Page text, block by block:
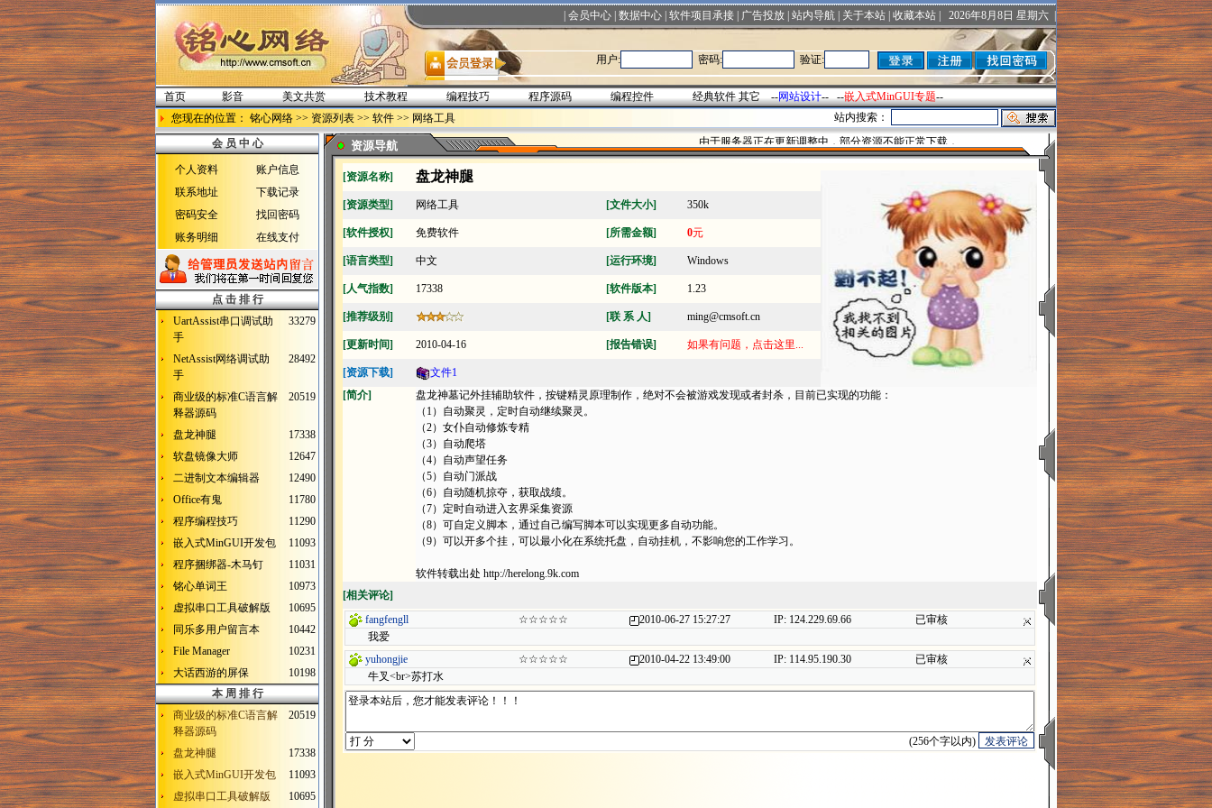
会员中心 数据中心 软件项目承接 广告投放 站内导航 关于本站 收藏本站 2026年8月8日 星期六 |
用户: 密码: 验证:
首页 影音 美文共赏 技术教程 编程技巧 程序源码 编程控件 经典软件 其它 --网站设计-- --嵌入式MinGUI专题--
您现在的位置： 铭心网络 >> 资源列表 >> 软件 >> 网络工具 站内搜索：
会 员 中 心
个人资料
账户信息
联系地址
下载记录
密码安全
找回密码
账务明细
在线支付
点 击 排 行
UartAssist串口调试助
手
33279
NetAssist网络调试助
手
28492
商业级的标准C语言解
释器源码
20519
盘龙神腿
17338
软盘镜像大师
12647
二进制文本编辑器
12490
Office有鬼
11780
程序编程技巧
11290
嵌入式MinGUI开发包
11093
程序捆绑器-木马钉
11031
铭心单词王
10973
虚拟串口工具破解版
10695
同乐多用户留言本
10442
File Manager
10231
大话西游的屏保
10198
本 周 排 行
商业级的标准C语言解
释器源码
20519
盘龙神腿
17338
嵌入式MinGUI开发包
11093
虚拟串口工具破解版
10695
资源导航 由于服务器正在更新调整中，部分资源不能正常下载．
[资源名称] 盘龙神腿
[资源类型] 网络工具 [文件大小] 350k
[软件授权] 免费软件 [所需金额] 0元
[语言类型] 中文 [运行环境] Windows
[人气指数] 17338 [软件版本] 1.23
[推荐级别] [联 系 人] ming@cmsoft.cn
[更新时间] 2010-04-16 [报告错误] 如果有问题，点击这里...
[资源下载]
文件1
[简介]
盘龙神墓记外挂辅助软件，按键精灵原理制作，绝对不会被游戏发现或者封杀，目前已实现的功能：
（1）自动聚灵，定时自动继续聚灵。
（2）女仆自动修炼专精
（3）自动爬塔
（4）自动声望任务
（5）自动门派战
（6）自动随机掠夺，获取战绩。
（7）定时自动进入玄界采集资源
（8）可自定义脚本，通过自己编写脚本可以实现更多自动功能。
（9）可以开多个挂，可以最小化在系统托盘，自动挂机，不影响您的工作学习。
软件转载出处 http://herelong.9k.com
[相关评论]
fangfengll
☆☆☆☆☆ 2010-06-27 15:27:27 IP: 124.229.69.66
已审核
我爱
yuhongjie
☆☆☆☆☆ 2010-04-22 13:49:00 IP: 114.95.190.30
已审核
牛叉<br>苏打水
(256个字以内)